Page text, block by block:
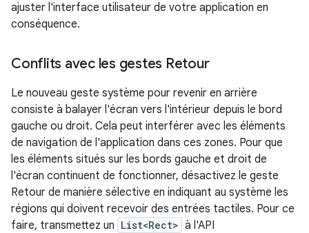
ajuster l'interface utilisateur de votre application en
conséquence.
Conflits avec les gestes Retour
Le nouveau geste système pour revenir en arrière
consiste à balayer l'écran vers l'intérieur depuis le bord
gauche ou droit. Cela peut interférer avec les éléments
de navigation de l'application dans ces zones. Pour que
les éléments situés sur les bords gauche et droit de
l'écran continuent de fonctionner, désactivez le geste
Retour de manière sélective en indiquant au système les
régions qui doivent recevoir des entrées tactiles. Pour ce
faire, transmettez un List<Rect> à l'API